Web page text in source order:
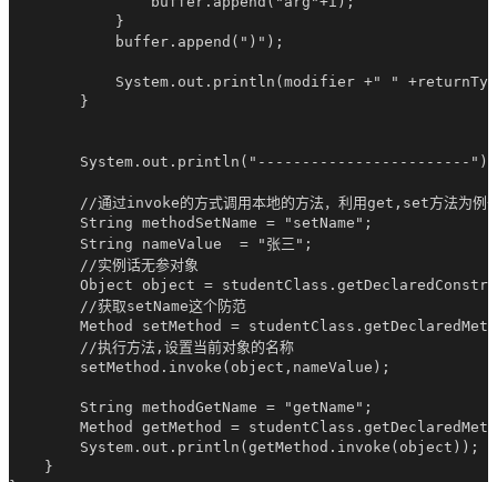
            }
            buffer.append(")");
System.out.println(modifier +" "
        }
        System.out.println("------------------------");
//通过invoke的方式调用本地的方法，利用get,set方法为例
        String methodSetName = "setName";
        String nameValue  = "张三";
        //实例话无参对象
Object object =
        //获取setName这个防范
Method setMethod =
        //执行方法,设置当前对象的名称
        setMethod.invoke(object,nameValue);
        String methodGetName = "getName";
Method getMethod =
        System.out.println(getMethod.invoke(object));
    }